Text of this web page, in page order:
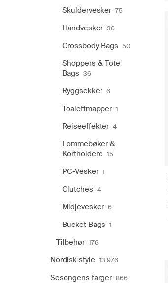
Skuldervesker 75
Håndvesker 36
Crossbody Bags 50
Shoppers & Tote
Bags 36
Ryggsekker 6
Toalettmapper 1
Reiseeffekter 4
Lommebøker &
Kortholdere 15
PC-Vesker 1
Clutches 4
Midjevesker 6
Bucket Bags 1
Tilbehør 176
Nordisk style 13 976
Sesongens farger 866